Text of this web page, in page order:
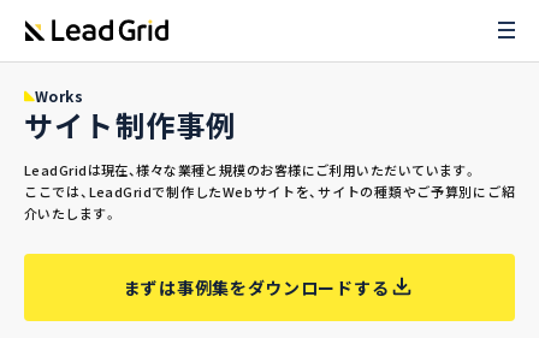
Works
サイト制作事例
LeadGridは現在、様々な業種と規模のお客様にご利用いただいています。
ここでは、LeadGridで制作したWebサイトを、サイトの種類やご予算別にご紹
介いたします。
まずは事例集をダウンロードする